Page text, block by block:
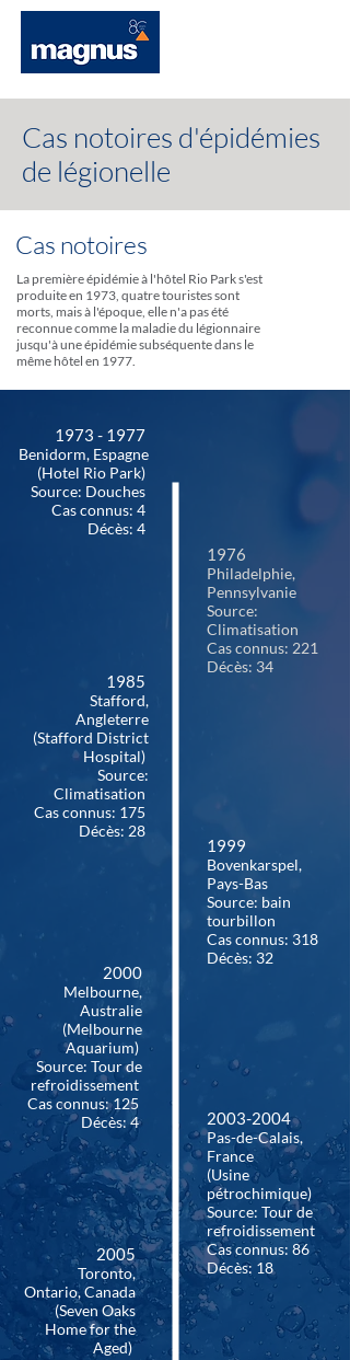
Cas notoires d'épidémies
de légionelle
Cas notoires
La première épidémie à l'hôtel Rio Park s'est
produite en 1973, quatre touristes sont
morts, mais à l'époque, elle n'a pas été
reconnue comme la maladie du légionnaire
jusqu'à une épidémie subséquente dans le
même hôtel en 1977.
1973 - 1977
Benidorm, Espagne
(Hotel Rio Park)
Source: Douches
Cas connus: 4
Décès: 4
1976
Philadelphie,
Pennsylvanie
Source:
Climatisation
Cas connus: 221
Décès: 34
1985
Stafford,
Angleterre
(Stafford District
Hospital)
Source:
Climatisation
Cas connus: 175
Décès: 28
1999
Bovenkarspel,
Pays-Bas
Source: bain
tourbillon
Cas connus: 318
Décès: 32
2000
Melbourne,
Australie
(Melbourne
Aquarium)
Source: Tour de
refroidissement
Cas connus: 125
Décès: 4
2003-2004
Pas-de-Calais,
France
(Usine
pétrochimique)
Source: Tour de
refroidissement
Cas connus: 86
Décès: 18
2005
Toronto,
Ontario, Canada
(Seven Oaks
Home for the
Aged)